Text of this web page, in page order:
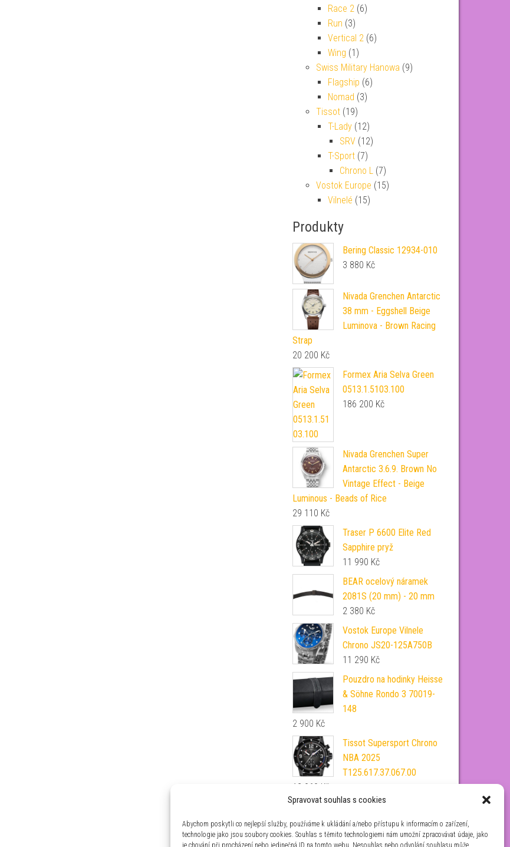
Spravovat souhlas s cookies
Abychom poskytli co nejlepší služby, používáme k ukládání a/nebo přístupu k informacím o zařízení,
technologie jako jsou soubory cookies. Souhlas s těmito technologiemi nám umožní zpracovávat údaje, jako
je chování při procházení nebo jedinečná ID na tomto webu. Nesouhlas nebo odvolání souhlasu může
Race 2 (6)
Run (3)
Vertical 2 (6)
Wing (1)
Swiss Military Hanowa (9)
Flagship (6)
Nomad (3)
Tissot (19)
T-Lady (12)
SRV (12)
T-Sport (7)
Chrono L (7)
Vostok Europe (15)
Vilnelé (15)
Produkty
Bering Classic 12934-010
3 880 Kč
Nivada Grenchen Antarctic
38 mm - Eggshell Beige
Luminova - Brown Racing
Strap
20 200 Kč
Formex Aria Selva Green
0513.1.5103.100
186 200 Kč
Nivada Grenchen Super
Antarctic 3.6.9. Brown No
Vintage Effect - Beige
Luminous - Beads of Rice
29 110 Kč
Traser P 6600 Elite Red
Sapphire pryž
11 990 Kč
BEAR ocelový náramek
2081S (20 mm) - 20 mm
2 380 Kč
Vostok Europe Vilnele
Chrono JS20-125A750B
11 290 Kč
Pouzdro na hodinky Heisse
& Söhne Rondo 3 70019-
148
2 900 Kč
Tissot Supersport Chrono
NBA 2025
T125.617.37.067.00
12 960 Kč
Festina Classic Bracelet
20736/5
2 590Kč